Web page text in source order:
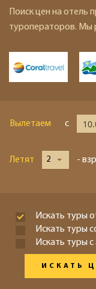
Поиск цен на отель
туроператоров. Мы
Вылетаем с
Летят 2 -
Искать туры
Искать туры
Искать туры
ИСКАТЬ